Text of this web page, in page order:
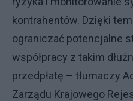
kontrahentów. Dzięki
ograniczać potencjalne
współpracy z takim
przedpłatę – tłumaczy
Zarządu Krajowego